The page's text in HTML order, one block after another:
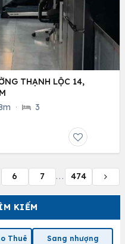
KIẾM
Thuê Sang nhượng
THẠNH LỘC 14,
· 3
6 7 ... 474